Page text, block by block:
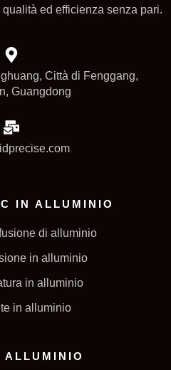
ed efficienza senza pari.
Città di Fenggang,
Guangdong
IN ALLUMINIO
di alluminio
in alluminio
in alluminio
in alluminio
ALLUMINIO